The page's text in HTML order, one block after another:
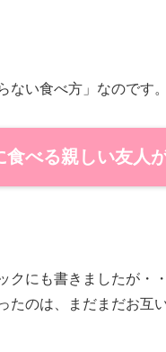
ない食べ方」なのです。
食べる親しい友人
クにも書きましたが・
たのは、まだまだお互